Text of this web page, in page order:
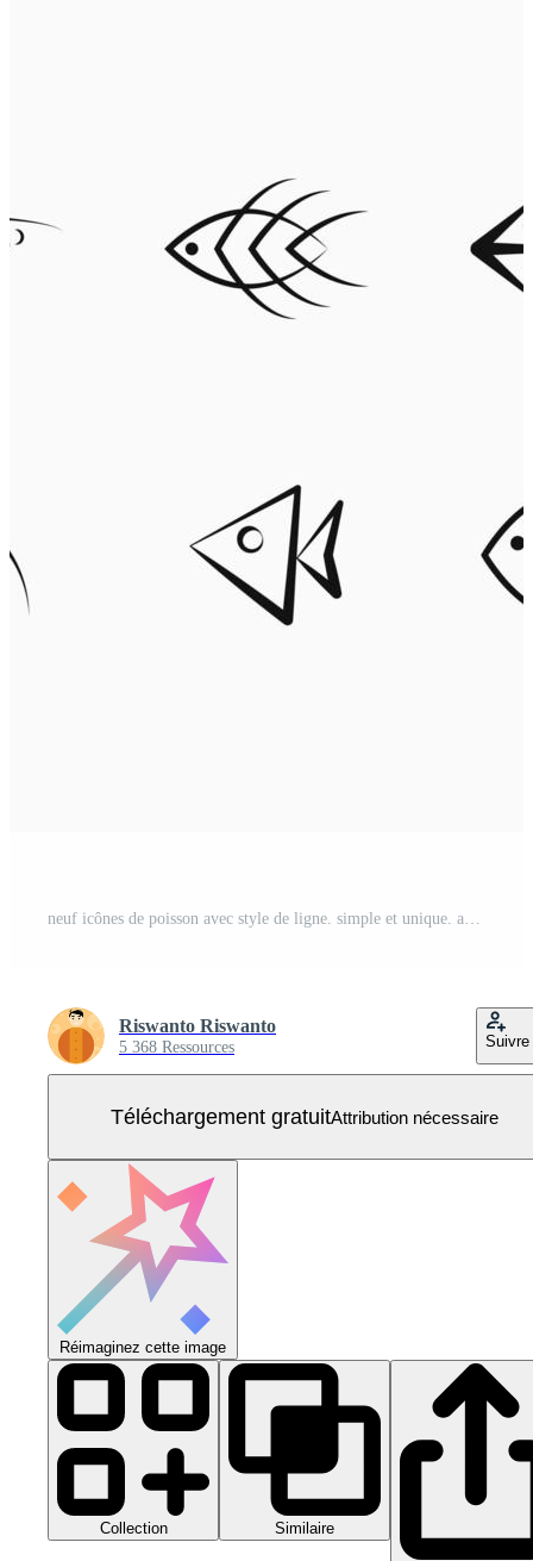
neuf icônes de poisson avec style de ligne. simple et unique. adapté aux logos, icônes, symboles et signes. comme un logo de nourriture ou de restaurant Vecteur Gratuit
Riswanto Riswanto
5 368 Ressources Suivre
Téléchargement gratuitAttribution nécessaire
Réimaginez cette image
Collection Similaire